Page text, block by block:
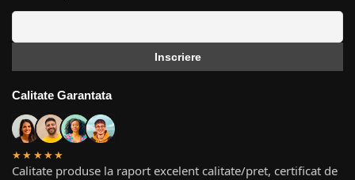
Calitate Garantata
★★★★★
Calitate produse la raport excelent calitate/pret, certificat de